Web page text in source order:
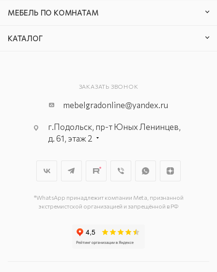
МЕБЕЛЬ ПО КОМНАТАМ
КАТАЛОГ
ЗАКАЗАТЬ ЗВОНОК
mebelgradonline@yandex.ru
г.Подольск, пр-т Юных Ленинцев,
д. 61, этаж 2
г. Подольск, ул. Станционная, д. 11
*WhatsApp принадлежит компании Meta, признанной
экстремистской организацией и запрещённой в РФ